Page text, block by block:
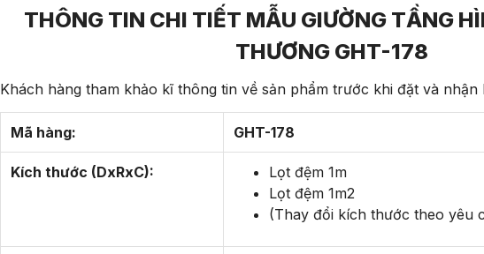
THÔNG TIN CHI TIẾT MẪU GIƯỜNG TẦNG
THƯƠNG GHT-178
Khách hàng tham khảo kĩ thông tin về sản phẩm trước khi đặt và nhận
Mã hàng: GHT-178
Kích thước (DxRxC):
Lọt đệm 1m
Lọt đệm 1m2
(Thay đổi kích thước theo yêu